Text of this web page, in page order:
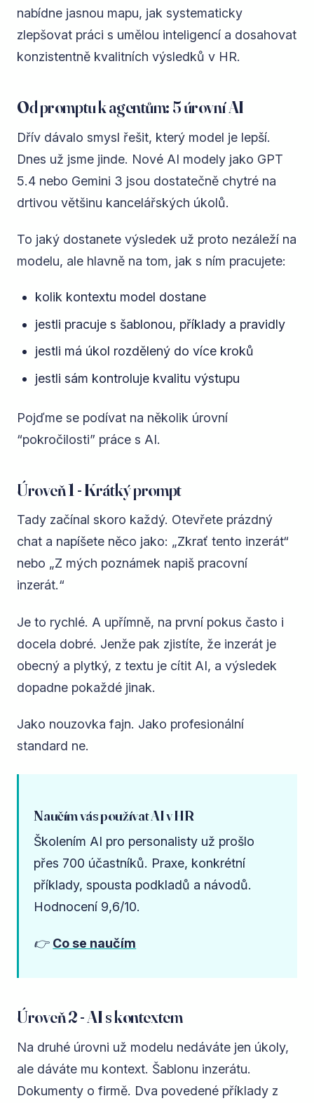
nabídne jasnou mapu, jak systematicky
zlepšovat práci s umělou inteligencí a dosahovat
konzistentně kvalitních výsledků v HR.
Od promptu k agentům: 5 úrovní AI
Dřív dávalo smysl řešit, který model je lepší.
Dnes už jsme jinde. Nové AI modely jako GPT
5.4 nebo Gemini 3 jsou dostatečně chytré na
drtivou většinu kancelářských úkolů.
To jaký dostanete výsledek už proto nezáleží na
modelu, ale hlavně na tom, jak s ním pracujete:
kolik kontextu model dostane
jestli pracuje s šablonou, příklady a pravidly
jestli má úkol rozdělený do více kroků
jestli sám kontroluje kvalitu výstupu
Pojďme se podívat na několik úrovní
“pokročilosti” práce s AI.
Úroveň 1 - Krátký prompt
Tady začínal skoro každý. Otevřete prázdný
chat a napíšete něco jako: „Zkrať tento inzerát“
nebo „Z mých poznámek napiš pracovní
inzerát.“
Je to rychlé. A upřímně, na první pokus často i
docela dobré. Jenže pak zjistíte, že inzerát je
obecný a plytký, z textu je cítit AI, a výsledek
dopadne pokaždé jinak.
Jako nouzovka fajn. Jako profesionální
standard ne.
Naučím vás používat AI v HR
Školením AI pro personalisty už prošlo
přes 700 účastníků. Praxe, konkrétní
příklady, spousta podkladů a návodů.
Hodnocení 9,6/10.
👉 Co se naučím
Úroveň 2 - AI s kontextem
Na druhé úrovni už modelu nedáváte jen úkoly,
ale dáváte mu kontext. Šablonu inzerátu.
Dokumenty o firmě. Dva povedené příklady z